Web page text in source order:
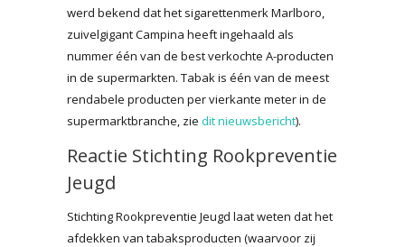
werd bekend dat het sigarettenmerk Marlboro,
zuivelgigant Campina heeft ingehaald als
nummer één van de best verkochte A-producten
in de supermarkten. Tabak is één van de meest
rendabele producten per vierkante meter in de
supermarktbranche, zie dit nieuwsbericht).
Reactie Stichting Rookpreventie
Jeugd
Stichting Rookpreventie Jeugd laat weten dat het
afdekken van tabaksproducten (waarvoor zij